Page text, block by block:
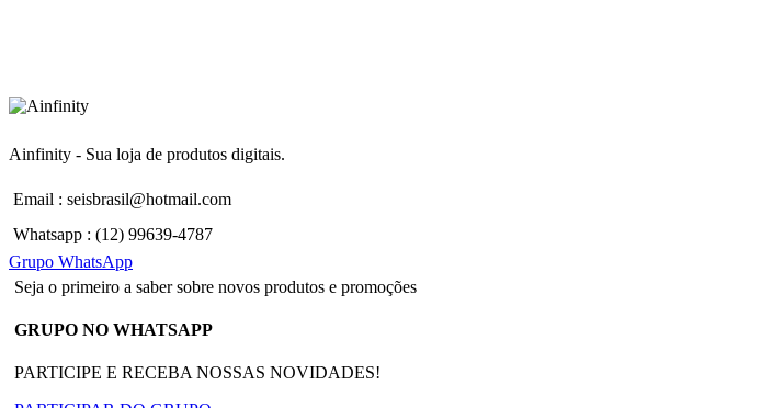
Ainfinity - Sua loja de produtos digitais.
Email : seisbrasil@hotmail.com
Whatsapp : (12) 99639-4787
Grupo WhatsApp
Seja o primeiro a saber sobre novos produtos e promoções
GRUPO NO WHATSAPP
PARTICIPE E RECEBA NOSSAS NOVIDADES!